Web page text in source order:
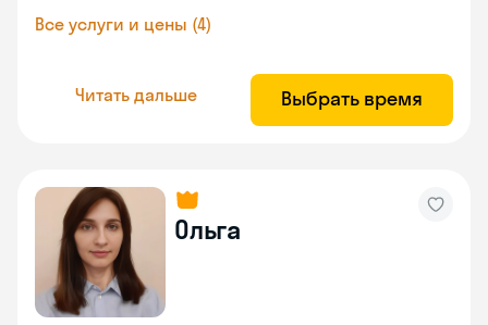
Все услуги и цены (4)
Читать дальше Выбрать время
Ольга